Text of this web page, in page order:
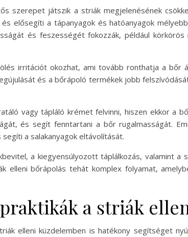
szerepet játszik a striák megjelenésének
elősegíti a tápanyagok és hatóanyagok
és feszességét fokozzák, például körkörös
irritációt okozhat, ami tovább ronthatja a bőr
és a bőrápoló termékek jobb
vagy tápláló krémet felvinni, hiszen ekkor a
és segít fenntartani a bőr rugalmasságát.
a salakanyagok eltávolítását.
a kiegyensúlyozott táplálkozás, valamint a
elleni bőrápolás tehát komplex folyamat,
a striák
elleni küzdelemben is hatékony segítséget